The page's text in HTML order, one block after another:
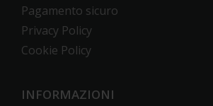
Pagamento sicuro
Privacy Policy
Cookie Policy
INFORMAZIONI